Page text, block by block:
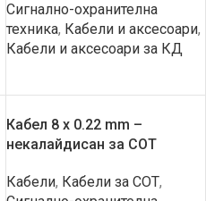
Сигнално-охранителна
техника, Кабели и аксесоари,
Кабели и аксесоари за КД
Кабел 8 x 0.22 mm –
некалайдисан за СОТ
Кабели, Кабели за СОТ,